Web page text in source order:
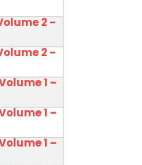
2 –
2 –
1 –
1 –
1 –